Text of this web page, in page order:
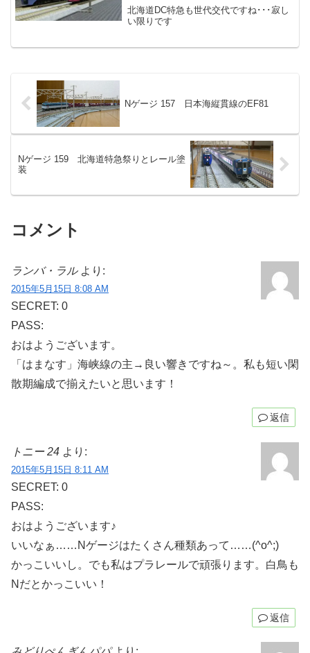
北海道DC特急も世代交代ですね･･･寂し
い限りです
Nゲージ 157 日本海縦貫線のEF81
Nゲージ 159 北海道特急祭りとレール塗
装
コメント
ランバ・ラル より:
2015年5月15日 8:08 AM
SECRET: 0
PASS:
おはようございます。
「はまなす」海峡線の主→良い響きですね～。私も短い閑
散期編成で揃えたいと思います！
返信
トニー 24 より:
2015年5月15日 8:11 AM
SECRET: 0
PASS:
おはようございます♪
いいなぁ……Nゲージはたくさん種類あって……(^o^;)
かっこいいし。でも私はプラレールで頑張ります。白鳥も
Nだとかっこいい！
返信